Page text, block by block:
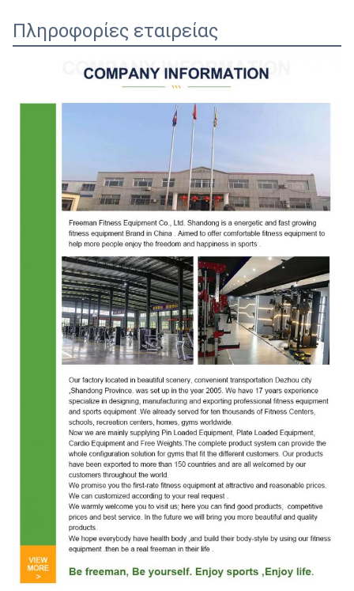
Πληροφορίες εταιρείας